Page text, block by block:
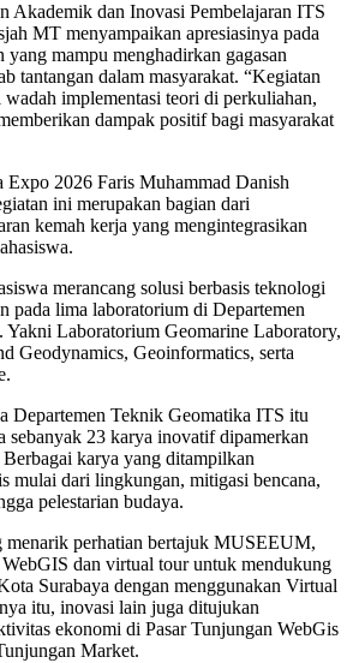
Akademik dan Inovasi Pembelajaran ITS
MT menyampaikan apresiasinya pada
yang mampu menghadirkan gagasan
tantangan dalam masyarakat. “Kegiatan
implementasi teori di perkuliahan,
dampak positif bagi masyarakat
Expo 2026 Faris Muhammad Danish
ini merupakan bagian dari
kemah kerja yang mengintegrasikan
merancang solusi berbasis teknologi
pada lima laboratorium di Departemen
Laboratorium Geomarine Laboratory,
Geodynamics, Geoinformatics, serta
Departemen Teknik Geomatika ITS itu
sebanyak 23 karya inovatif dipamerkan
Berbagai karya yang ditampilkan
mulai dari lingkungan, mitigasi bencana,
pelestarian budaya.
menarik perhatian bertajuk MUSEEUM,
WebGIS dan virtual tour untuk mendukung
Surabaya dengan menggunakan Virtual
itu, inovasi lain juga ditujukan
ekonomi di Pasar Tunjungan WebGis
Market.